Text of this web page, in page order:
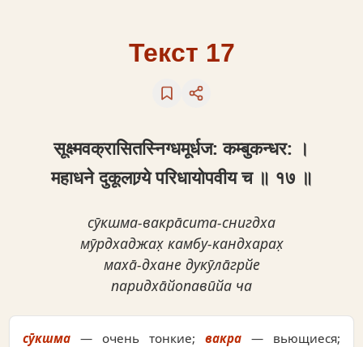
Текст 17
सूक्ष्मवक्रासितस्‍निग्धमूर्धज: कम्बुकन्धर: ।
महाधने दुकूलाग्र्ये परिधायोपवीय च ॥ १७ ॥
сӯкшма-вакра̄сита-снигдха
мӯрдхаджах̣ камбу-кандхарах̣
маха̄-дхане дукӯла̄грйе
паридха̄йопавӣйа ча
сӯкшма — очень тонкие; вакра— вьющиеся;